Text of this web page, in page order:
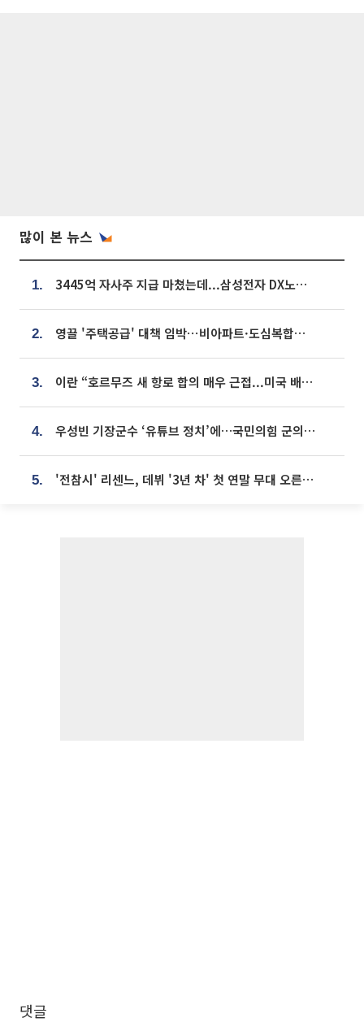
많이 본 뉴스
1. 3445억 자사주 지급 마쳤는데...삼성전자 DX노조, 뒤늦은 '떼쓰기 집회'
2. 영끌 '주택공급' 대책 임박⋯비아파트·도심복합까지 총동원
3. 이란 “호르무즈 새 항로 합의 매우 근접...미국 배상 먼저”
4. 우성빈 기장군수 ‘유튜브 정치’에…국민의힘 군의원들 집단 반발
5. '전참시' 리센느, 데뷔 '3년 차' 첫 연말 무대 오른다⋯"그동안 섭외 안 와"
댓글